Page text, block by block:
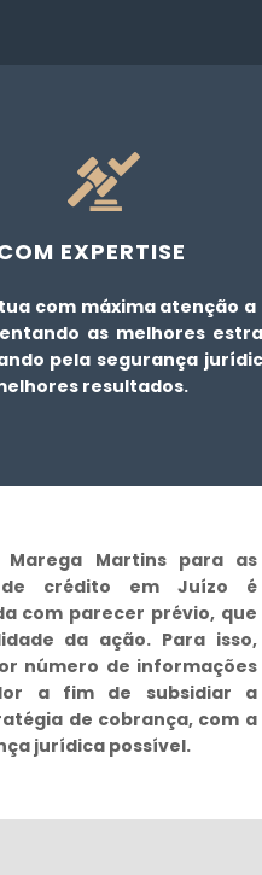
EXPERTISE
com máxima atenção
as melhores
pela segurança
resultados.
Martins para as
de crédito em Juízo é
com parecer prévio, que
da ação. Para isso,
número de informações
a fim de subsidiar a
de cobrança, com a
jurídica possível.